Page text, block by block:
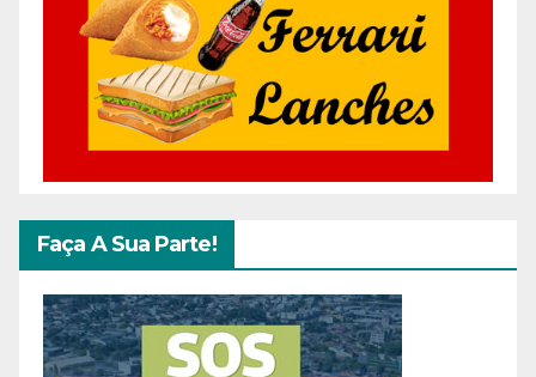
Faça A Sua Parte!